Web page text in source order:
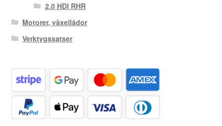
2.0 HDI RHR
Motorer, växellådor
Verktygssatser